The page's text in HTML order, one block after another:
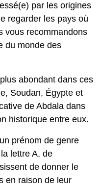
par les origines
regarder les pays où
vous recommandons
du monde des
abondant dans ces
Soudan, Égypte et
de Abdala dans
historique entre eux.
prénom de genre
lettre A, de
de donner le
en raison de leur